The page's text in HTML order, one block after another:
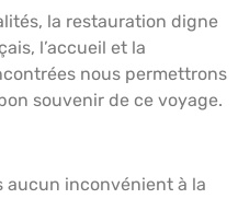
la restauration digne
l’accueil et la
nous permettrons
souvenir de ce voyage.
aucun inconvénient à la